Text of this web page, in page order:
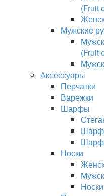
(Fruit
Мужские
(Fruit
Аксессуары
Перчатки
Варежки
Шарфы
Носки